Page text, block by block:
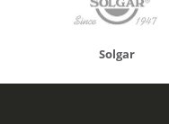
Solgar